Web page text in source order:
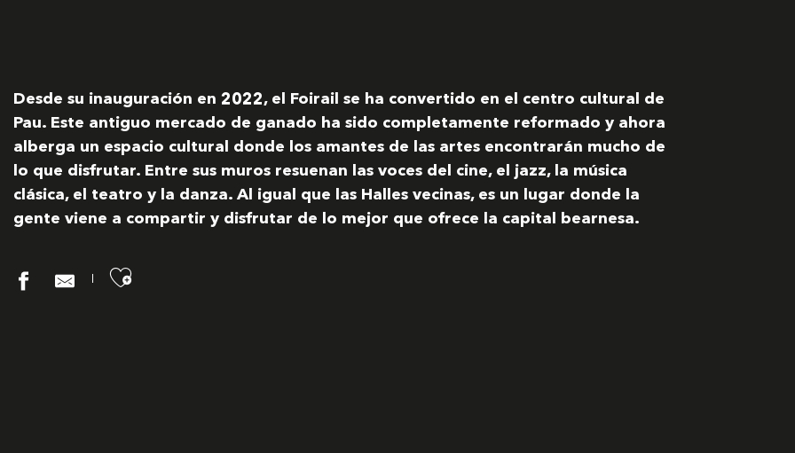
Desde su inauguración en 2022, el Foirail se ha convertido en el centro cultural de
Pau. Este antiguo mercado de ganado ha sido completamente reformado y ahora
alberga un espacio cultural donde los amantes de las artes encontrarán mucho de
lo que disfrutar. Entre sus muros resuenan las voces del cine, el jazz, la música
clásica, el teatro y la danza. Al igual que las Halles vecinas, es un lugar donde la
gente viene a compartir y disfrutar de lo mejor que ofrece la capital bearnesa.
Ajouter aux favoris